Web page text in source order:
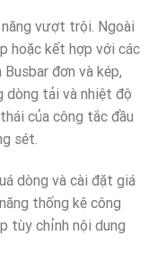
vượt trội. Ngoài
hoặc kết hợp với các
đơn và kép,
dòng tải và nhiệt độ
của công tắc đầu
sét.
dòng và cài đặt giá
thống kê công
tùy chỉnh nội dung